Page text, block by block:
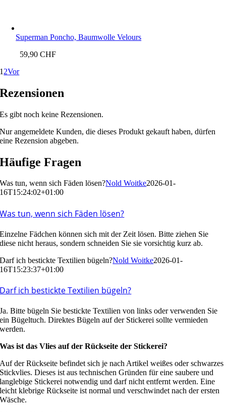
Superman Poncho, Baumwolle Velours
59,90CHF
1 2Vor
Rezensionen
Es gibt noch keine Rezensionen.
Nur angemeldete Kunden, die dieses Produkt gekauft haben, dürfen
eine Rezension abgeben.
Häufige Fragen
Was tun, wenn sich Fäden lösen?Nold Woitke2026-01-
16T15:24:02+01:00
Was tun, wenn sich Fäden lösen?
Einzelne Fädchen können sich mit der Zeit lösen. Bitte ziehen Sie
diese nicht heraus, sondern schneiden Sie sie vorsichtig kurz ab.
Darf ich bestickte Textilien bügeln?Nold Woitke2026-01-
16T15:23:37+01:00
Darf ich bestickte Textilien bügeln?
Ja. Bitte bügeln Sie bestickte Textilien von links oder verwenden Sie
ein Bügeltuch. Direktes Bügeln auf der Stickerei sollte vermieden
werden.
Was ist das Vlies auf der Rückseite der Stickerei?
Auf der Rückseite befindet sich je nach Artikel weißes oder schwarzes
Stickvlies. Dieses ist aus technischen Gründen für eine saubere und
langlebige Stickerei notwendig und darf nicht entfernt werden. Eine
leicht klebrige Rückseite ist normal und verschwindet nach der ersten
Wäsche.